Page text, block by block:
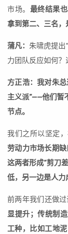
市场。 最终结果
拿到第二、三名，
蒲凡： 朱啸虎提出
力团队反应如何？
方正浩：我对朱
主义派”——他们暂
节点。
我们之所以坚定
劳动力市场长期缺
这两者形成“剪刀
低，另一边是人力
前两年我们还做
显提升；传统制
工种，比如工地